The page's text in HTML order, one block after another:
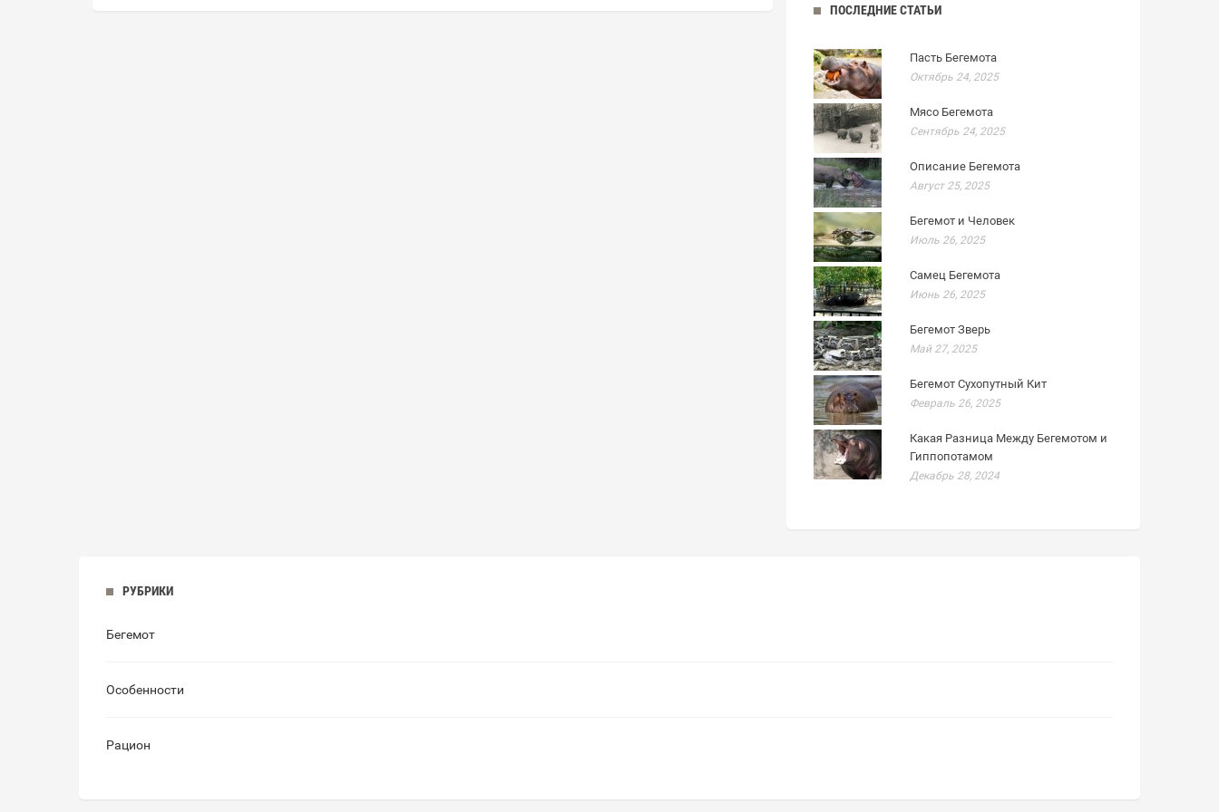
ПОСЛЕДНИЕ СТАТЬИ
Пасть Бегемота
Октябрь 24, 2025
Мясо Бегемота
Сентябрь 24, 2025
Описание Бегемота
Август 25, 2025
Бегемот и Человек
Июль 26, 2025
Самец Бегемота
Июнь 26, 2025
Бегемот Зверь
Май 27, 2025
Бегемот Сухопутный Кит
Февраль 26, 2025
Какая Разница Между Бегемотом и
Гиппопотамом
Декабрь 28, 2024
РУБРИКИ
Бегемот
Особенности
Рацион